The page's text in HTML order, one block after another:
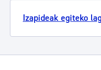
Izapideak egiteko